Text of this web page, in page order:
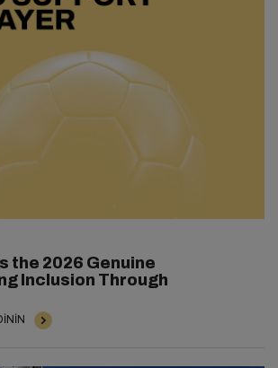
the 2026 Genuine
Inclusion Through